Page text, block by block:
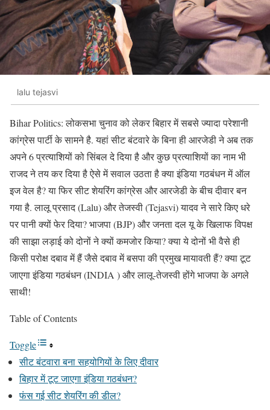
lalu tejasvi
Bihar Politics: लोकसभा चुनाव को लेकर बिहार में सबसे ज्यादा परेशानी
कांग्रेस पार्टी के सामने है. यहां सीट बंटवारे के बिना ही आरजेडी ने अब तक
अपने 6 प्रत्याशियों को सिंबल दे दिया है और कुछ प्रत्याशियों का नाम भी
राजद ने तय कर दिया है ऐसे में सवाल उठता है क्या इंडिया गठबंधन में ऑल
इज वेल है? या फिर सीट शेयरिंग कांग्रेस और आरजेडी के बीच दीवार बन
गया है. लालू प्रसाद (Lalu) और तेजस्वी (Tejasvi) यादव ने सारे किए धरे
पर पानी क्यों फेर दिया? भाजपा (BJP) और जनता दल यू के खिलाफ विपक्ष
की साझा लड़ाई को दोनों ने क्यों कमजोर किया? क्या ये दोनों भी वैसे ही
किसी परोक्ष दबाव में हैं जैसे दबाव में बसपा की प्रमुख मायावती हैं? क्या टूट
जाएगा इंडिया गठबंधन (INDIA ) और लालू-तेजस्वी होंगे भाजपा के अगले
साथी!
Table of Contents
Toggle
सीट बंटवारा बना सहयोगियों के लिए दीवार
बिहार में टूट जाएगा इंडिया गठबंधन?
फंस गई सीट शेयरिंग की डील?